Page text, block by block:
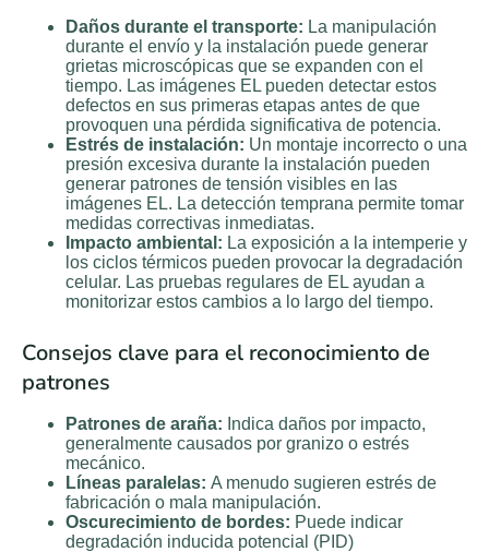
Daños durante el transporte: La manipulación
durante el envío y la instalación puede generar
grietas microscópicas que se expanden con el
tiempo. Las imágenes EL pueden detectar estos
defectos en sus primeras etapas antes de que
provoquen una pérdida significativa de potencia.
Estrés de instalación: Un montaje incorrecto o una
presión excesiva durante la instalación pueden
generar patrones de tensión visibles en las
imágenes EL. La detección temprana permite tomar
medidas correctivas inmediatas.
Impacto ambiental: La exposición a la intemperie y
los ciclos térmicos pueden provocar la degradación
celular. Las pruebas regulares de EL ayudan a
monitorizar estos cambios a lo largo del tiempo.
Consejos clave para el reconocimiento de
patrones
Patrones de araña: Indica daños por impacto,
generalmente causados por granizo o estrés
mecánico.
Líneas paralelas: A menudo sugieren estrés de
fabricación o mala manipulación.
Oscurecimiento de bordes: Puede indicar
degradación inducida potencial (PID)